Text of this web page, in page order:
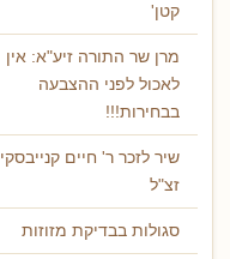
קטן'
מרן שר התורה זיע"א: אין
לאכול לפני ההצבעה
בבחירות!!!
שיר לזכר ר' חיים קנייבסקי
זצ"ל
סגולות בבדיקת מזוזות